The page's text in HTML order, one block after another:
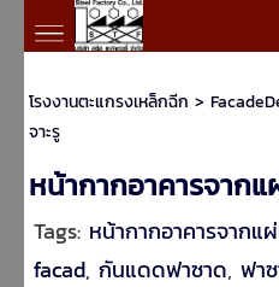
โรงงานตะแกรงเหล็กฉีก >
จาะรู
หน้ากากอาคารจากแ
Tags: หน้ากากอาคารจากแผ่
facad,กันแดดฟาซาด,ฟา